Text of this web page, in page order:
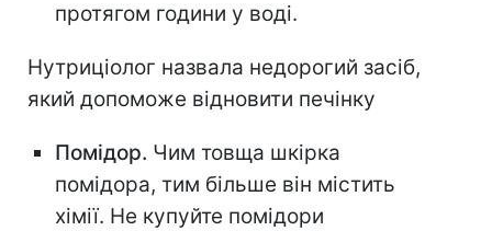
протягом години у воді.
Нутриціолог назвала недорогий засіб,
який допоможе відновити печінку
Помідор. Чим товща шкірка
помідора, тим більше він містить
хімії. Не купуйте помідори